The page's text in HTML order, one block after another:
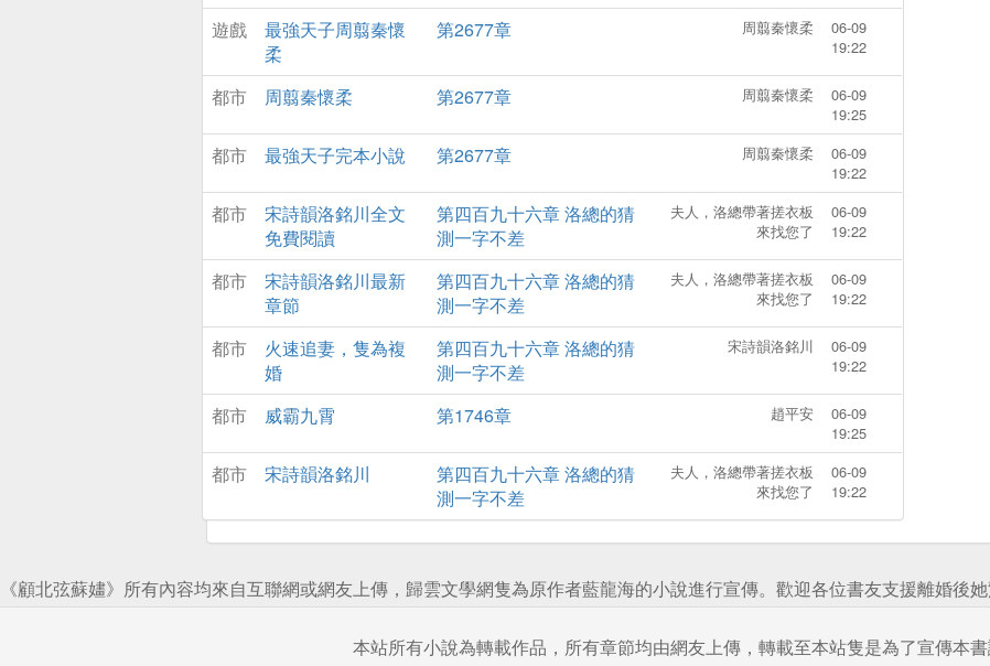
遊戲
最強天子周翦秦懷
柔
第2677章 周翦秦懷柔
06-09
19:22
都市 周翦秦懷柔 第2677章 周翦秦懷柔
06-09
19:25
都市 最強天子完本小說 第2677章 周翦秦懷柔
06-09
19:22
都市
宋詩韻洛銘川全文
免費閱讀
第四百九十六章 洛總的猜
測一字不差
夫人，洛總帶著搓衣板
來找您了
06-09
19:22
都市
宋詩韻洛銘川最新
章節
第四百九十六章 洛總的猜
測一字不差
夫人，洛總帶著搓衣板
來找您了
06-09
19:22
都市
火速追妻，隻為複
婚
第四百九十六章 洛總的猜
測一字不差
宋詩韻洛銘川
06-09
19:22
都市 威霸九霄 第1746章 趙平安
06-09
19:25
都市 宋詩韻洛銘川
第四百九十六章 洛總的猜
測一字不差
夫人，洛總帶著搓衣板
來找您了
06-09
19:22
《顧北弦蘇嫿》所有內容均來自互聯網或網友上傳，歸雲文學網隻為原作者藍龍海的小說進行宣傳。歡迎各位書友支援離婚後
本站所有小說為轉載作品，所有章節均由網友上傳，轉載至本站隻是為了宣傳本書